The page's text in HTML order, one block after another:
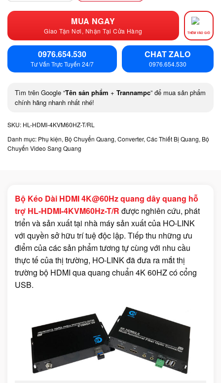
MUA NGAY
Giao Tận Nơi, Nhận Tại Cửa Hàng THÊM VÀO GIỎ
0976.654.530
Tư Vấn Trực Tuyến 24/7
CHAT ZALO
0976.654.530
Tìm trên Google “Tên sản phẩm + Trannampc” để mua sản phẩm
chính hãng nhanh nhất nhé!
SKU: HL-HDMI-4KVM60HZ-T/RL
Danh mục: Phụ kiện, Bộ Chuyển Quang, Converter, Các Thiết Bị Quang, Bộ
Chuyển Video Sang Quang
Bộ Kéo Dài HDMI 4K@60Hz quang dây quang hỗ
trợ HL-HDMI-4KVM60Hz-T/R được nghiên cứu, phát
triển và sản xuất tại nhà máy sản xuất của HO-LINK
với quyền sở hữu trí tuệ độc lập. Tiếp thu những ưu
điểm của các sản phẩm tương tự cùng với nhu cầu
thực tế của thị trường, HO-LINK đã đưa ra mắt thị
trường bộ HDMI qua quang chuẩn 4K 60HZ có cổng
USB.